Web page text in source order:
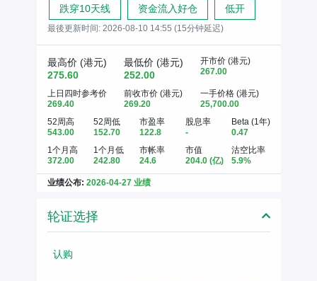
跌穿10天线 资金流入好仓 低开
最後更新时间: 2026-08-10 14:55 (15分钟延迟)
最高价 (港元)
275.60
最低价 (港元)
252.00
开市价 (港元)
267.00
上日四时参考价
269.40
前收市价 (港元)
269.20
一手价格 (港元)
25,700.00
52周高
543.00
52周低
152.70
市盈率
122.8
股息率
-
Beta (1年)
0.47
1个月高
372.00
1个月低
242.80
市帐率
24.6
市值
204.0 (亿)
沽空比率
5.9%
业绩公布: 2026-04-27 业绩
轮证选择
认购